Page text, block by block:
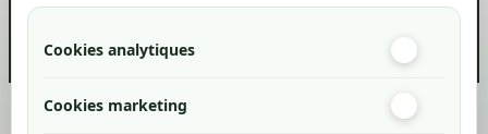
Cookies analytiques
Cookies marketing